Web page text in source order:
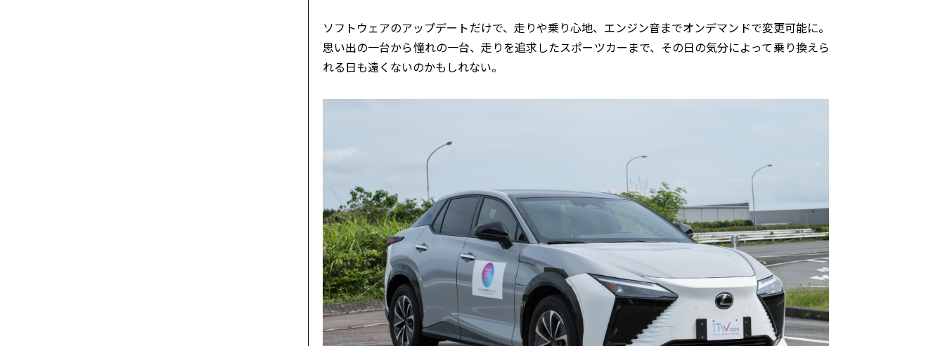
ソフトウェアのアップデートだけで、走りや乗り心地、エンジン音までオンデマンドで変更可能に。
思い出の一台から憧れの一台、走りを追求したスポーツカーまで、その日の気分によって乗り換えら
れる日も遠くないのかもしれない。